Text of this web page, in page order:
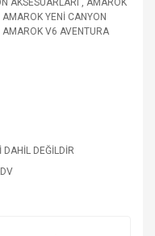
AKSESUARLARI ,AMAROK
AMAROK YENİ CANYON
AMAROK V6 AVENTURA
DEĞİLDİR